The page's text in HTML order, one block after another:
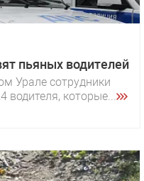
пьяных водителей
Урале сотрудники
водителя, которые...